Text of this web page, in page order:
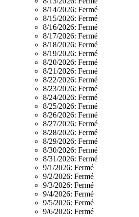
8/14/2026: Fermé
8/15/2026: Fermé
8/16/2026: Fermé
8/17/2026: Fermé
8/18/2026: Fermé
8/19/2026: Fermé
8/20/2026: Fermé
8/21/2026: Fermé
8/22/2026: Fermé
8/23/2026: Fermé
8/24/2026: Fermé
8/25/2026: Fermé
8/26/2026: Fermé
8/27/2026: Fermé
8/28/2026: Fermé
8/29/2026: Fermé
8/30/2026: Fermé
8/31/2026: Fermé
9/1/2026: Fermé
9/2/2026: Fermé
9/3/2026: Fermé
9/4/2026: Fermé
9/5/2026: Fermé
9/6/2026: Fermé